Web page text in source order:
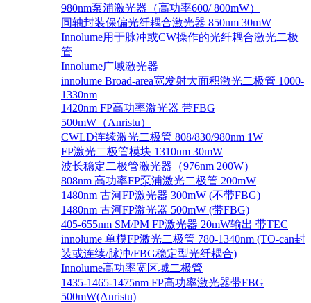
980nm泵浦激光器（高功率600/ 800mW）
同轴封装保偏光纤耦合激光器 850nm 30mW
Innolume用于脉冲或CW操作的光纤耦合激光二极
管
Innolume广域激光器
innolume Broad-area宽发射大面积激光二极管 1000-
1330nm
1420nm FP高功率激光器 带FBG
500mW（Anristu）
CWLD连续激光二极管 808/830/980nm 1W
FP激光二极管模块 1310nm 30mW
波长稳定二极管激光器（976nm 200W）
808nm 高功率FP泵浦激光二极管 200mW
1480nm 古河FP激光器 300mW (不带FBG)
1480nm 古河FP激光器 500mW (带FBG)
405-655nm SM/PM FP激光器 20mW输出 带TEC
innolume 单模FP激光二极管 780-1340nm (TO-can封
装或连续/脉冲/FBG稳定型光纤耦合)
Innolume高功率宽区域二极管
1435-1465-1475nm FP高功率激光器带FBG
500mW(Anristu)